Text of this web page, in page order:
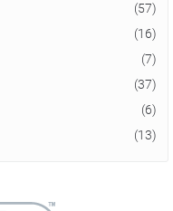
(57)
(16)
(7)
(37)
(6)
(13)